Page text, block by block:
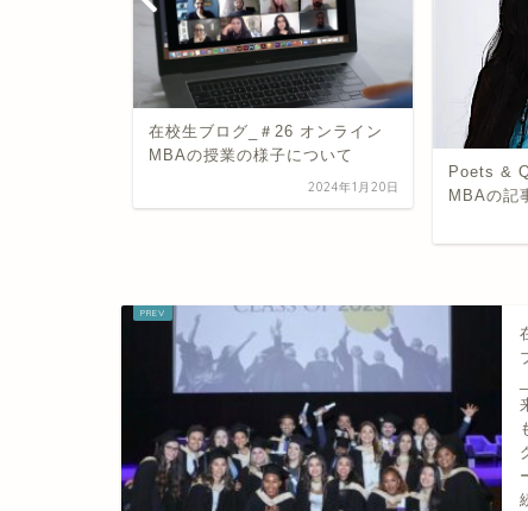
MBAの記事が特集されました
『ハルト
会』